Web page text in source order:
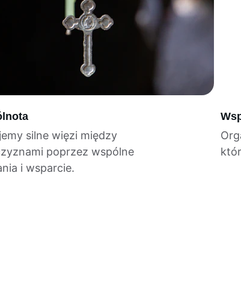
silne więzi między
poprzez wspólne
i wsparcie.